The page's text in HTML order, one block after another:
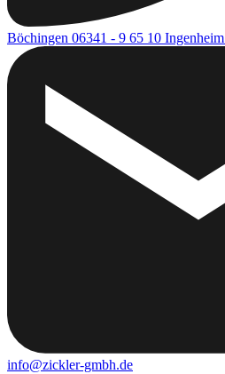
Böchingen 06341 - 9 65 10 Ingenheim
info@zickler-gmbh.de